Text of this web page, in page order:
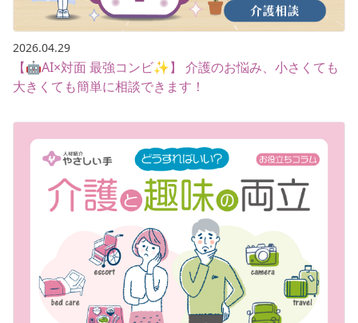
2026.04.29
【🤖AI×対面 最強コンビ✨】 介護のお悩み、小さくても
大きくても簡単に相談できます！